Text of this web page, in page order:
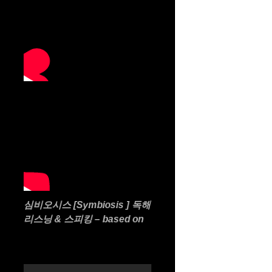
심비오시스 [Symbiosis ] 독해
리스닝 & 스피킹 – based on